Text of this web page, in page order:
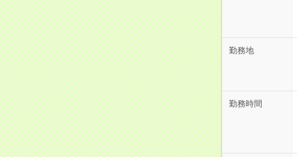
勤務地
勤務時間